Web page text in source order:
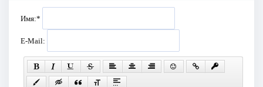
Имя:*
E-Mail: